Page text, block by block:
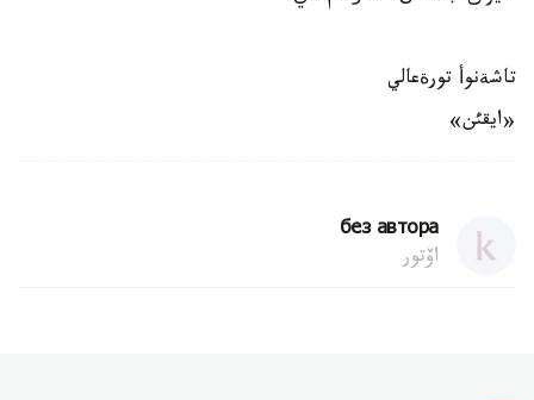
تاشةنوأ تورةعالي
«ايقئن»
без автора
اۆتور